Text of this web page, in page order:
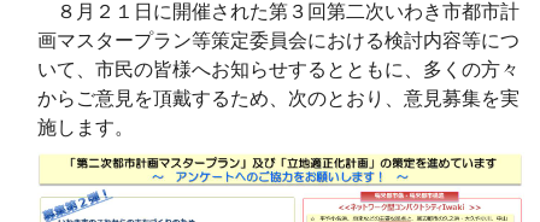
８月２１日に開催された第３回第二次いわき市都市計
画マスタープラン等策定委員会における検討内容等につ
いて、市民の皆様へお知らせするとともに、多くの方々
からご意見を頂戴するため、次のとおり、意見募集を実
施します。